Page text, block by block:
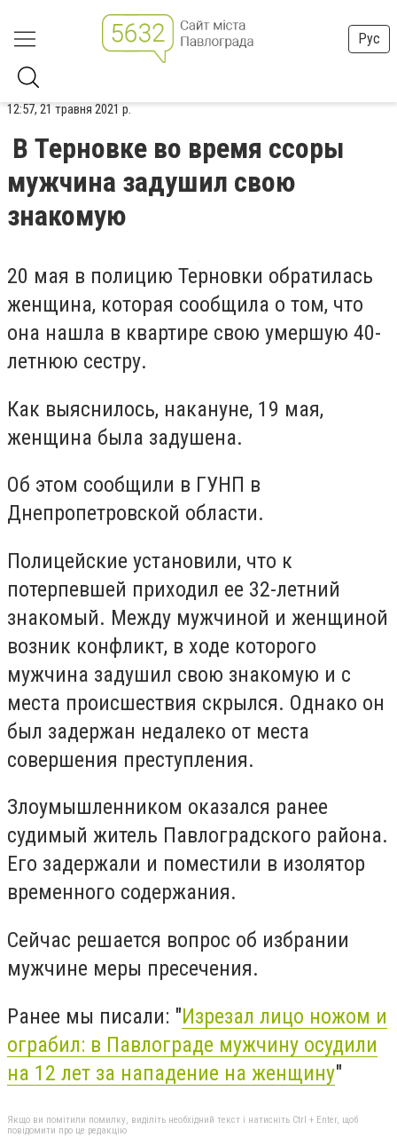
Рус
12:57, 21 травня 2021 р.
В Терновке во время ссоры
мужчина задушил свою
знакомую
20 мая в полицию Терновки обратилась
женщина, которая сообщила о том, что
она нашла в квартире свою умершую 40-
летнюю сестру.
Как выяснилось, накануне, 19 мая,
женщина была задушена.
Об этом сообщили в ГУНП в
Днепропетровской области.
Полицейские установили, что к
потерпевшей приходил ее 32-летний
знакомый. Между мужчиной и женщиной
возник конфликт, в ходе которого
мужчина задушил свою знакомую и с
места происшествия скрылся. Однако он
был задержан недалеко от места
совершения преступления.
Злоумышленником оказался ранее
судимый житель Павлоградского района.
Его задержали и поместили в изолятор
временного содержания.
Сейчас решается вопрос об избрании
мужчине меры пресечения.
Ранее мы писали: "Изрезал лицо ножом и
ограбил: в Павлограде мужчину осудили
на 12 лет за нападение на женщину"
Якщо ви помітили помилку, виділіть необхідний текст і натисніть Ctrl + Enter, щоб
повідомити про це редакцію